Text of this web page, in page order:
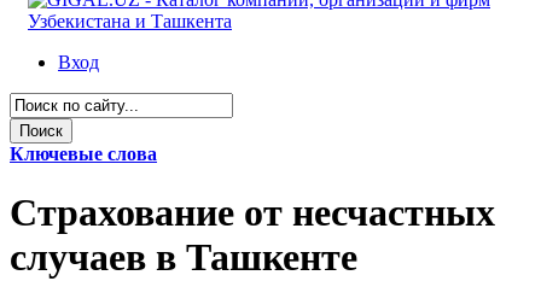
Вход
Ключевые слова
Страхование от несчастных
случаев в Ташкенте